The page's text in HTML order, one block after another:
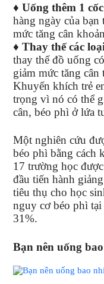
♦Uống thêm 1
hàng ngày của
mức tăng cân
♦Thay thế các
thay thế đồ uống
giảm mức tăng cân
Khuyến khích trẻ
trọng vì nó có thể
cân, béo phì ở lứa
Một nghiên cứu
béo phì bằng cách
17 trường học
đầu tiến hành
tiêu thụ cho học
nguy cơ béo phì tại
31%.
Bạn nên uống